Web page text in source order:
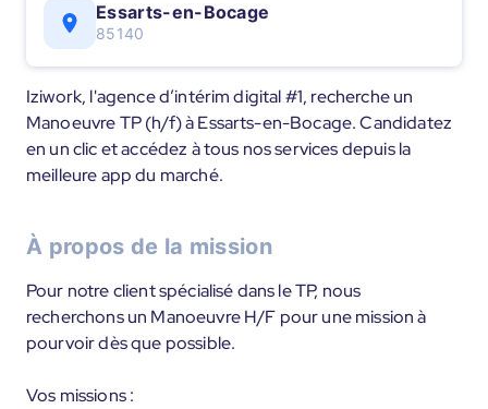
Essarts-en-Bocage
85140
Iziwork, l'agence d’intérim digital #1, recherche un
Manoeuvre TP (h/f) à Essarts-en-Bocage. Candidatez
en un clic et accédez à tous nos services depuis la
meilleure app du marché.
À propos de la mission
Pour notre client spécialisé dans le TP, nous
recherchons un Manoeuvre H/F pour une mission à
pourvoir dès que possible.
Vos missions :